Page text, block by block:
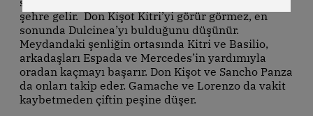
şehre gelir. Don Kişot Kitri’yi görür görmez, en
sonunda Dulcinea’yı bulduğunu düşünür.
Meydandaki şenliğin ortasında Kitri ve Basilio,
arkadaşları Espada ve Mercedes’in yardımıyla
oradan kaçmayı başarır. Don Kişot ve Sancho Panza
da onları takip eder. Gamache ve Lorenzo da vakit
kaybetmeden çiftin peşine düşer.